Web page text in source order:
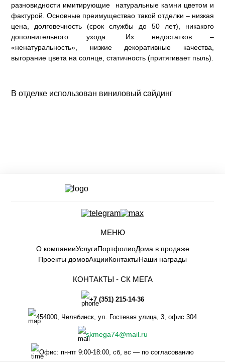
разновидности имитирующие натуральные камни цветом и
фактурой. Основные преимуществао такой отделки – низкая
цена, долговечность (срок службы до 50 лет), никакого
дополнительного ухода. Из недостатков –
«ненатуральность», низкие декоративные качества,
выгорание цвета на солнце, статичность (притягивает пыль).
В отделке использован виниловый сайдинг
МЕНЮ
О компанииУслугиПортфолиоДома в продаже
Проекты домовАкцииКонтактыНаши награды
КОНТАКТЫ - СК МЕГА
+7 (351) 215-14-36
454000, Челябинск, ул. Гостевая улица, 3, офис 304
skmega74@mail.ru
Офис: пн-пт 9:00-18:00, сб, вс — по согласованию